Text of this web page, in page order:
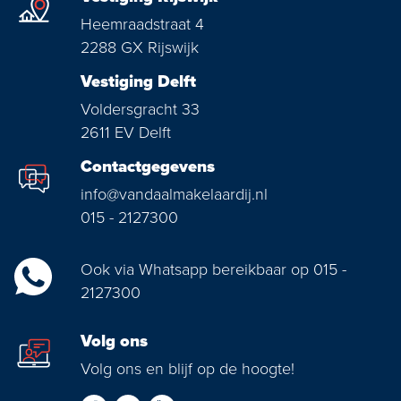
Heemraadstraat 4
2288 GX Rijswijk
Vestiging Delft
Voldersgracht 33
2611 EV Delft
Contactgegevens
info@vandaalmakelaardij.nl
015 - 2127300
Ook via Whatsapp bereikbaar op 015 -
2127300
Volg ons
Volg ons en blijf op de hoogte!